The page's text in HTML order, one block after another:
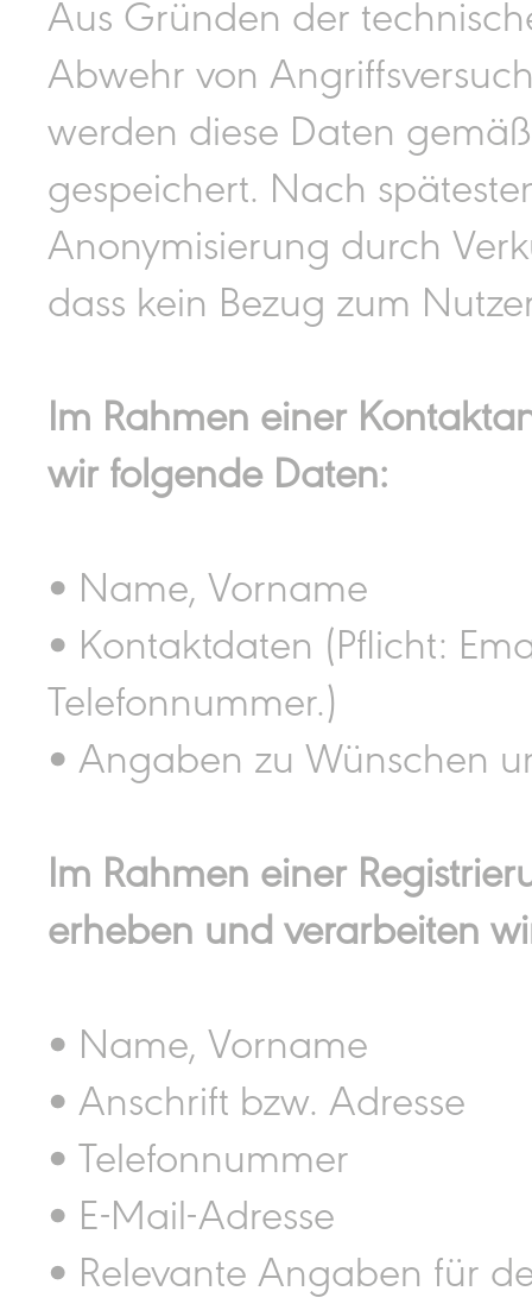
Aus Gründen der
Abwehr von
werden diese Daten
gespeichert. Nach
Anonymisierung durch
dass kein Bezug zum
Im Rahmen einer
wir folgende Daten:
• Name, Vorname
• Kontaktdaten (Pflicht:
Telefonnummer.)
• Angaben zu Wünschen
Im Rahmen einer
erheben und verarbeiten
• Name, Vorname
• Anschrift bzw. Adresse
• Telefonnummer
• E-Mail-Adresse
• Relevante Angaben für